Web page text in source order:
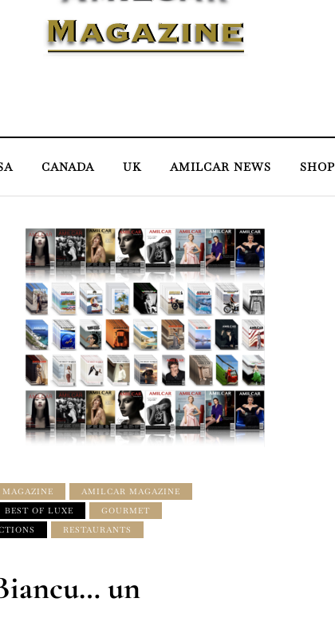
CANADA UK AMILCAR NEWS SHOP
AMILCAR MAGAZINE
BEST OF LUXE
GOURMET
RESTAURANTS
un